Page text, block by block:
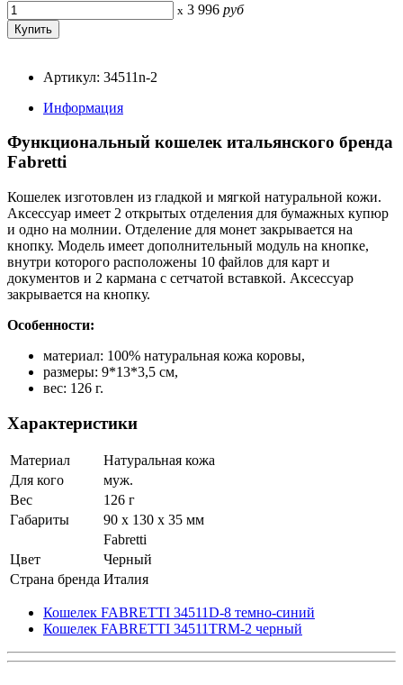
x 3 996 руб
Артикул: 34511n-2
Информация
Функциональный кошелек итальянского бренда
Fabretti
Кошелек изготовлен из гладкой и мягкой натуральной кожи.
Аксессуар имеет 2 открытых отделения для бумажных купюр
и одно на молнии. Отделение для монет закрывается на
кнопку. Модель имеет дополнительный модуль на кнопке,
внутри которого расположены 10 файлов для карт и
документов и 2 кармана с сетчатой вставкой. Аксессуар
закрывается на кнопку.
Особенности:
материал: 100% натуральная кожа коровы,
размеры: 9*13*3,5 см,
вес: 126 г.
Характеристики
Материал
Натуральная кожа
Для кого
муж.
Вес
126 г
Габариты
90 x 130 x 35 мм
Fabretti
Цвет
Черный
Страна бренда Италия
Кошелек FABRETTI 34511D-8 темно-синий
Кошелек FABRETTI 34511TRM-2 черный